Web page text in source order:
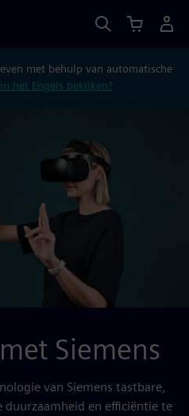
met behulp van automatische
het Engels bekijken?
Siemens
van Siemens tastbare,
en efficiëntie te